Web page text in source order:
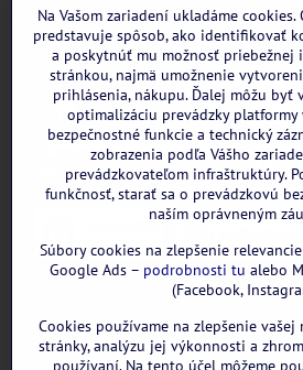
WhatsApp
GOOGLE
Na Vašom zariadení ukladáme
predstavuje spôsob, ako identifikovať
a poskytnúť mu možnosť priebežnej
stránkou, najmä umožnenie
prihlásenia, nákupu. Ďalej môžu byť
optimalizáciu prevádzky platformy
bezpečnostné funkcie a technický
zobrazenia podľa Vášho
prevádzkovateľom infraštruktúry.
funkčnosť, starať sa o prevádzkovú
naším oprávneným
Súbory cookies na zlepšenie
Google Ads – podrobnosti tu alebo
(Facebook,
Cookies používame na zlepšenie
stránky, analýzu jej výkonnosti a
používaní. Na tento účel môžeme